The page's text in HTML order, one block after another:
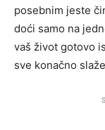
posebnim jeste
doći samo na
vaš život gotovo
sve konačno